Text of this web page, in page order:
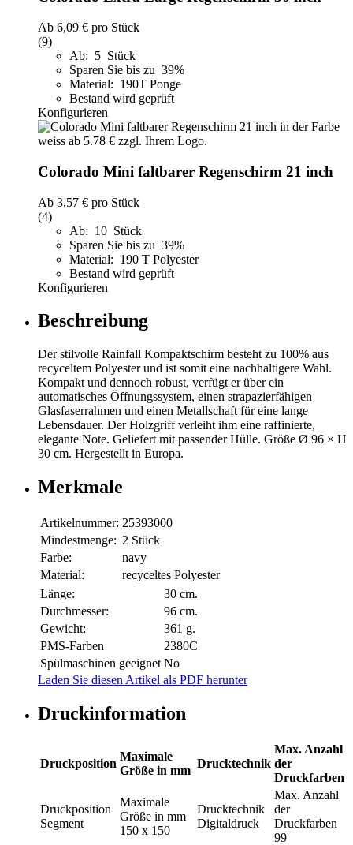
Ab 6,09 € pro Stück
(9)
Ab: 5 Stück
Sparen Sie bis zu 39%
Material: 190T Ponge
Bestand wird geprüft
Konfigurieren
Colorado Mini faltbarer Regenschirm 21 inch
Ab 3,57 € pro Stück
(4)
Ab: 10 Stück
Sparen Sie bis zu 39%
Material: 190 T Polyester
Bestand wird geprüft
Konfigurieren
Beschreibung
Der stilvolle Rainfall Kompaktschirm besteht zu 100% aus
recyceltem Polyester und ist somit eine nachhaltigere Wahl.
Kompakt und dennoch robust, verfügt er über ein
automatisches Öffnungssystem, einen strapazierfähigen
Glasfaserrahmen und einen Metallschaft für eine lange
Lebensdauer. Der Holzgriff verleiht ihm eine raffinierte,
elegante Note. Geliefert mit passender Hülle. Größe Ø 96 × H
30 cm. Hergestellt in Europa.
Merkmale
Artikelnummer: 25393000
Mindestmenge: 2 Stück
Farbe:
navy
Material:
recyceltes Polyester
Länge:
30 cm.
Durchmesser:
96 cm.
Gewicht:
361 g.
PMS-Farben
2380C
Spülmaschinen geeignet No
Laden Sie diesen Artikel als PDF herunter
Druckinformation
Druckposition
Maximale
Größe in mm
Drucktechnik
Max. Anzahl
der
Druckfarben
Druckposition
Segment
Maximale
Größe in mm
150 x 150
Drucktechnik
Digitaldruck
Max. Anzahl
der
Druckfarben
99